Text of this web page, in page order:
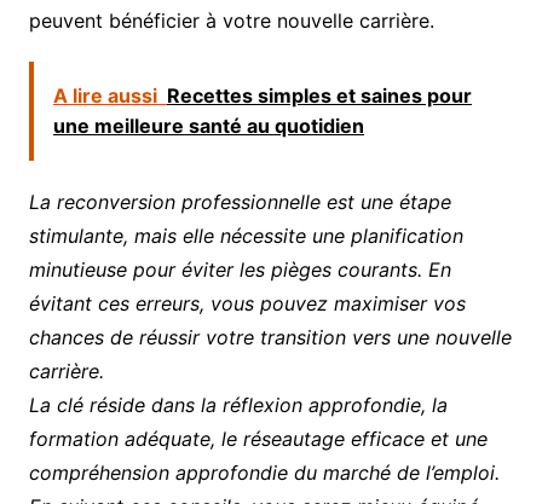
peuvent bénéficier à votre nouvelle carrière.
A lire aussi Recettes simples et saines pour
une meilleure santé au quotidien
La reconversion professionnelle est une étape
stimulante, mais elle nécessite une planification
minutieuse pour éviter les pièges courants. En
évitant ces erreurs, vous pouvez maximiser vos
chances de réussir votre transition vers une nouvelle
carrière.
La clé réside dans la réflexion approfondie, la
formation adéquate, le réseautage efficace et une
compréhension approfondie du marché de l’emploi.